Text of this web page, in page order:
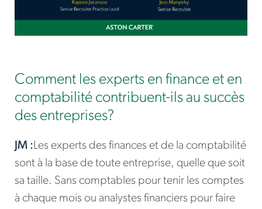
Comment les experts en finance et en
comptabilité contribuent-ils au succès
des entreprises?
JM :Les experts des finances et de la comptabilité
sont à la base de toute entreprise, quelle que soit
sa taille. Sans comptables pour tenir les comptes
à chaque mois ou analystes financiers pour faire